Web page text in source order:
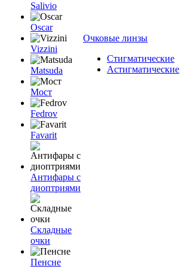
Salivio
Oscar
Vizzini
Matsuda
Мост
Fedrov
Favarit
Антифары с
диоптриями
Складные
очки
Пенсне
Очковые линзы
Стигматические
Астигматические